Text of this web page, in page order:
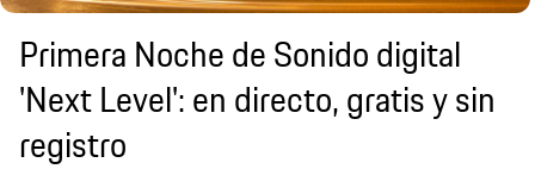
Primera Noche de Sonido digital
'Next Level': en directo, gratis y sin
registro